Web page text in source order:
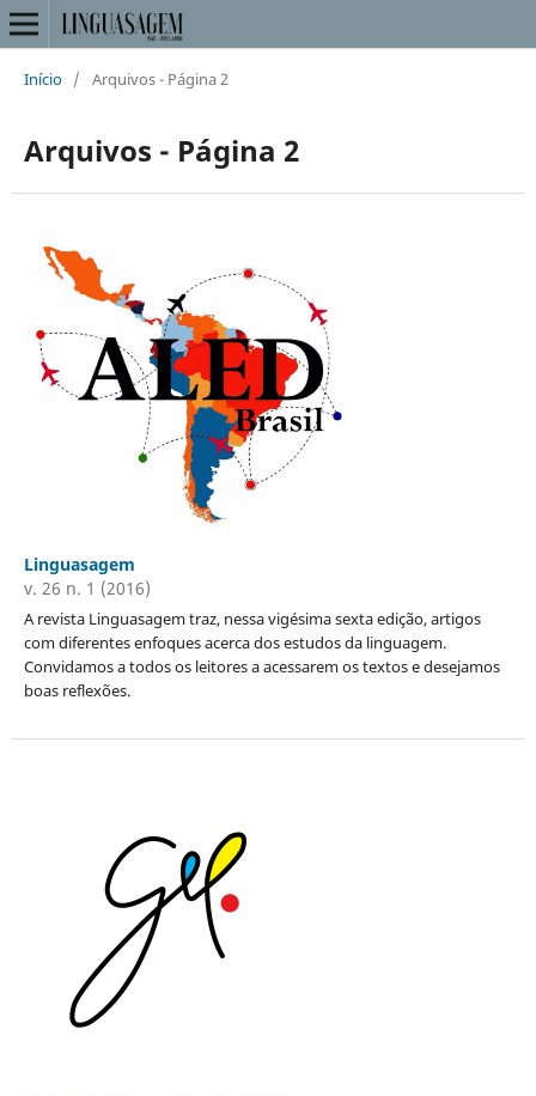
Início / Arquivos - Página 2
Arquivos - Página 2
Linguasagem
v. 26 n. 1 (2016)
A revista Linguasagem traz, nessa vigésima sexta edição, artigos
com diferentes enfoques acerca dos estudos da linguagem.
Convidamos a todos os leitores a acessarem os textos e desejamos
boas reflexões.